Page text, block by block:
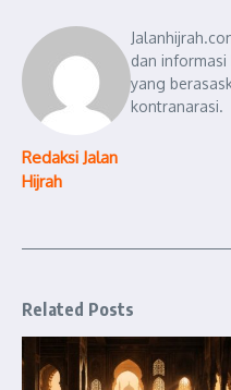
Redaksi Jalan
Hijrah
dan informasi
yang
kontranarasi.
Related Posts